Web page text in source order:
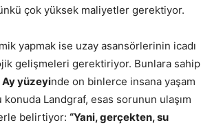
çok yüksek maliyetler gerektiyor.
yapmak ise uzay asansörlerinin icadı
gelişmeleri gerektiriyor. Bunlara sahip
Ay yüzeyinde on binlerce insana yaşam
Landgraf, esas sorunun ulaşım
belirtiyor: “Yani, gerçekten, su